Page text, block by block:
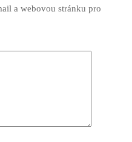
a webovou stránku pro